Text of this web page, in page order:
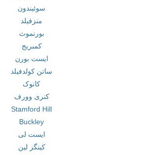
سوئیندون
منزفیلد
بورنموث
کمبریج
ایست بورن
ساتن کولدفیلد
کانوک
کنری وورف
Stamford Hill
Buckley
ایست لی
کینگز لین